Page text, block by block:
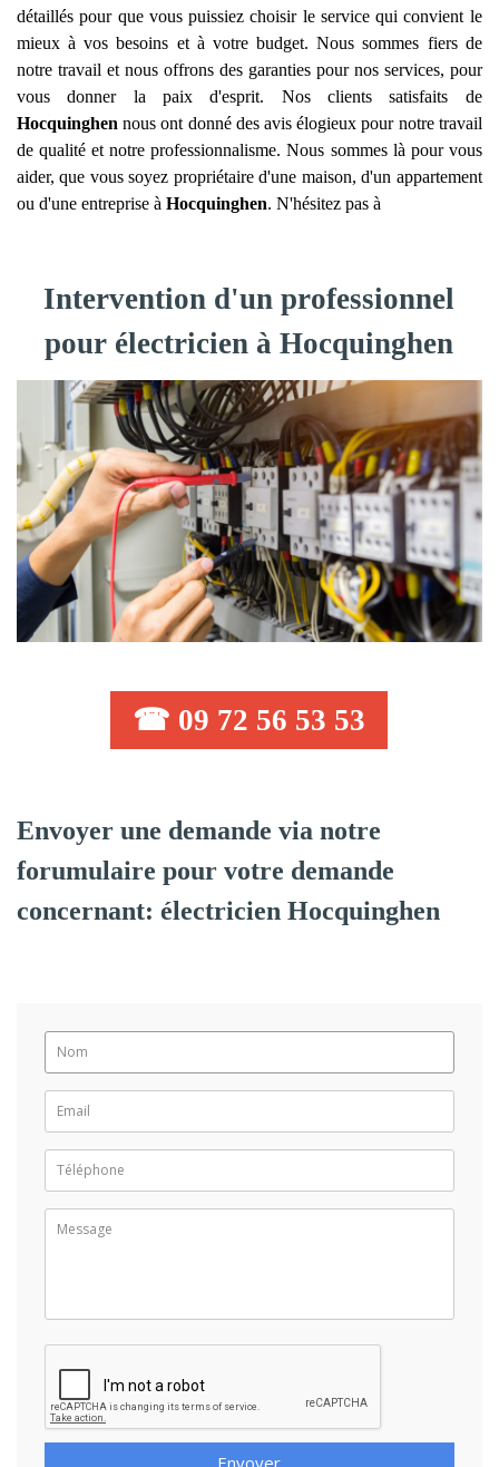
détaillés pour que vous puissiez choisir le service qui convient le
mieux à vos besoins et à votre budget. Nous sommes fiers de
notre travail et nous offrons des garanties pour nos services, pour
vous donner la paix d'esprit. Nos clients satisfaits de
Hocquinghen nous ont donné des avis élogieux pour notre travail
de qualité et notre professionnalisme. Nous sommes là pour vous
aider, que vous soyez propriétaire d'une maison, d'un appartement
ou d'une entreprise à Hocquinghen. N'hésitez pas à
Intervention d'un professionnel
pour électricien à Hocquinghen
☎ 09 72 56 53 53
Envoyer une demande via notre
forumulaire pour votre demande
concernant: électricien Hocquinghen
Envoyer